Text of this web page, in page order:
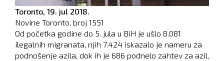
Toronto, 19. jul 2018.
Novine Toronto, broj 1551
Od početka godine do 5. jula u BiH je ušlo 8.081
ilegalnih migranata, njih 7.424 iskazalo je nameru za
podnošenje azila, dok ih je 686 podnelo zahtev za azil,